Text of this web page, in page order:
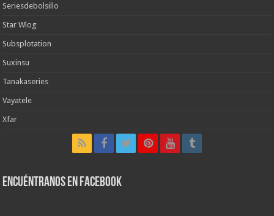
Seriesdebolsillo
Star Wlog
Subsplotation
Suxinsu
Tanakaseries
Vayatele
Xfar
Encuéntranos en Facebook